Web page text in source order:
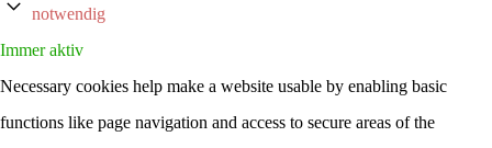
notwendig
Immer aktiv
Necessary cookies help make a website usable by enabling basic
functions like page navigation and access to secure areas of the